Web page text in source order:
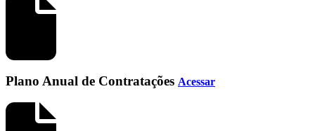
Plano Anual de Contratações Acessar